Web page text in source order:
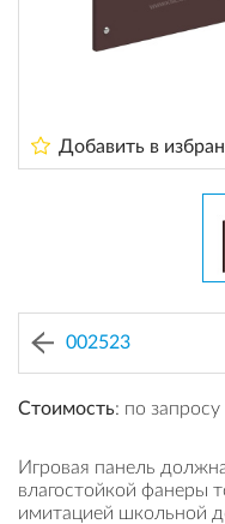
Добавить в
002523
Стоимость: по запросу
Игровая панель
влагостойкой фанеры
имитацией школьной